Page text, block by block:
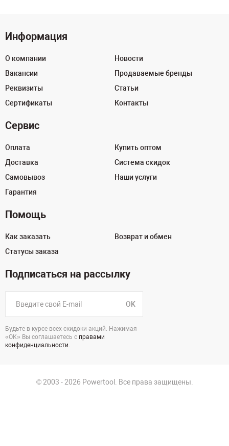
Информация
О компании
Вакансии
Реквизиты
Сертификаты
Новости
Продаваемые бренды
Статьи
Контакты
Сервис
Оплата
Доставка
Самовывоз
Гарантия
Купить оптом
Система скидок
Наши услуги
Помощь
Как заказать
Статусы заказа
Возврат и обмен
Подписаться на рассылку
OK
Будьте в курсе всех скидоки акций. Нажимая
«ОК» Вы соглашаетесь с правами
конфиденциальности.
© 2003 - 2026 Powertool. Все права защищены.